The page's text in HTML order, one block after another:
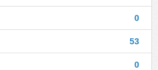
0
53
0